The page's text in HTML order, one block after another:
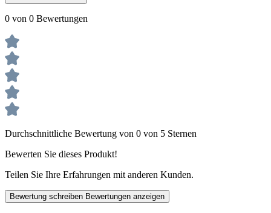
0 von 0 Bewertungen
Durchschnittliche Bewertung von 0 von 5 Sternen
Bewerten Sie dieses Produkt!
Teilen Sie Ihre Erfahrungen mit anderen Kunden.
Bewertung schreiben Bewertungen anzeigen